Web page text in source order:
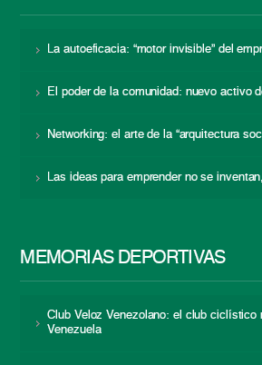
La autoeficacia: “motor invisible” del
El poder de la comunidad: nuevo activo
Networking: el arte de la “arquitectura
Las ideas para emprender no se
MEMORIAS DEPORTIVAS
Club Veloz Venezolano: el club ciclístico
Venezuela